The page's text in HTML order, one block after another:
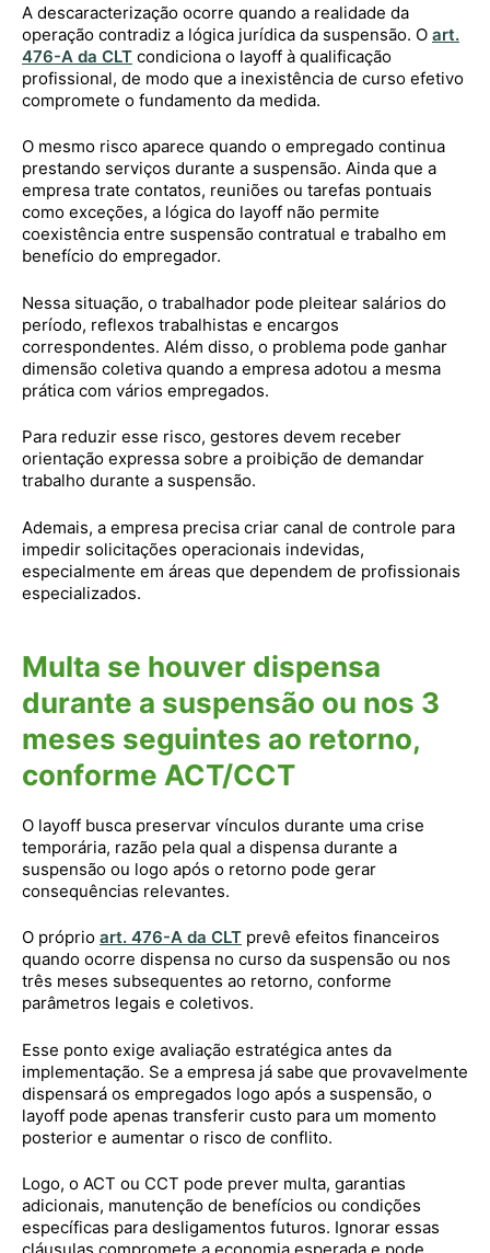
A descaracterização ocorre quando a realidade da
operação contradiz a lógica jurídica da suspensão. O art.
476-A da CLT condiciona o layoff à qualificação
profissional, de modo que a inexistência de curso efetivo
compromete o fundamento da medida.
O mesmo risco aparece quando o empregado continua
prestando serviços durante a suspensão. Ainda que a
empresa trate contatos, reuniões ou tarefas pontuais
como exceções, a lógica do layoff não permite
coexistência entre suspensão contratual e trabalho em
benefício do empregador.
Nessa situação, o trabalhador pode pleitear salários do
período, reflexos trabalhistas e encargos
correspondentes. Além disso, o problema pode ganhar
dimensão coletiva quando a empresa adotou a mesma
prática com vários empregados.
Para reduzir esse risco, gestores devem receber
orientação expressa sobre a proibição de demandar
trabalho durante a suspensão.
Ademais, a empresa precisa criar canal de controle para
impedir solicitações operacionais indevidas,
especialmente em áreas que dependem de profissionais
especializados.
Multa se houver dispensa
durante a suspensão ou nos 3
meses seguintes ao retorno,
conforme ACT/CCT
O layoff busca preservar vínculos durante uma crise
temporária, razão pela qual a dispensa durante a
suspensão ou logo após o retorno pode gerar
consequências relevantes.
O próprio art. 476-A da CLT prevê efeitos financeiros
quando ocorre dispensa no curso da suspensão ou nos
três meses subsequentes ao retorno, conforme
parâmetros legais e coletivos.
Esse ponto exige avaliação estratégica antes da
implementação. Se a empresa já sabe que provavelmente
dispensará os empregados logo após a suspensão, o
layoff pode apenas transferir custo para um momento
posterior e aumentar o risco de conflito.
Logo, o ACT ou CCT pode prever multa, garantias
adicionais, manutenção de benefícios ou condições
específicas para desligamentos futuros. Ignorar essas